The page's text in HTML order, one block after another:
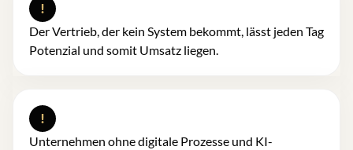
!
Der Vertrieb, der kein System bekommt, lässt jeden Tag
Potenzial und somit Umsatz liegen.
!
Unternehmen ohne digitale Prozesse und KI-